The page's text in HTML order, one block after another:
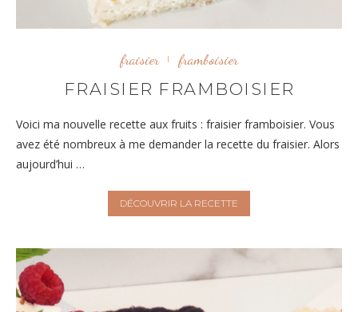
fraisier framboisier
FRAISIER FRAMBOISIER
Voici ma nouvelle recette aux fruits : fraisier framboisier. Vous
avez été nombreux à me demander la recette du fraisier. Alors
aujourd’hui …
DÉCOUVRIR LA RECETTE